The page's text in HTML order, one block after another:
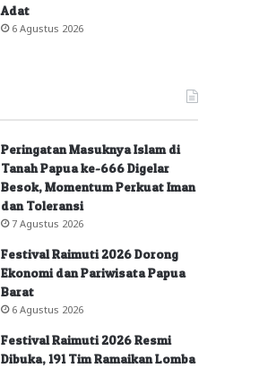
Adat
6 Agustus 2026
Peringatan Masuknya Islam di
Tanah Papua ke-666 Digelar
Besok, Momentum Perkuat Iman
dan Toleransi
7 Agustus 2026
Festival Raimuti 2026 Dorong
Ekonomi dan Pariwisata Papua
Barat
6 Agustus 2026
Festival Raimuti 2026 Resmi
Dibuka, 191 Tim Ramaikan Lomba